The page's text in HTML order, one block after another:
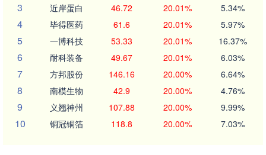
3 近岸蛋白 46.72 20.01% 5.34%
4 毕得医药 61.6 20.01% 5.97%
5 一博科技 53.33 20.01% 16.37%
6 耐科装备 49.67 20.01% 6.03%
7 方邦股份 146.16 20.00% 6.64%
8 南模生物 42.9 20.00% 4.76%
9 义翘神州 107.88 20.00% 9.99%
10 铜冠铜箔 118.8 20.00% 7.03%